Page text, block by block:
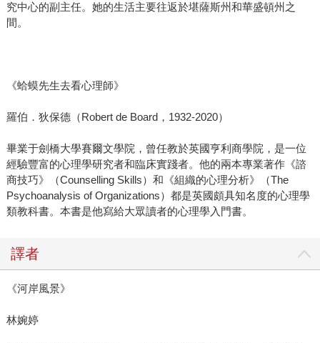
究中心的副主任。她的生活主要往返於堪薩斯州和華盛頓州之
間。
《蛤蟆先生去看心理師》
羅伯．狄保德（Robert de Board，1932-2020）
畢業于劍橋大學賽爾文學院，曾任教於英國亨利商學院，是一位
經驗豐富的心理學研究者和臨床實踐者。他的兩本專業著作《諮
商技巧》（Counselling Skills）和《組織的心理分析》（The
Psychoanalysis of Organizations）都是英國頗具知名度的心理學
類教科書。本書是他寫給大眾讀者的心理學入門書。
譯者
《河岸風景》
林婉婷